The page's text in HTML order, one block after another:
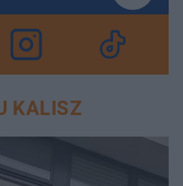
KALISZ